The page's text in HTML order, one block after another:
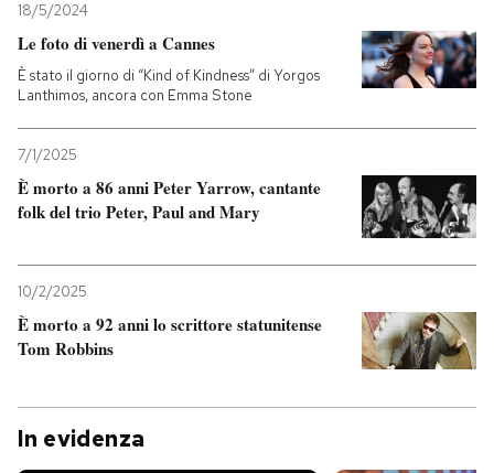
18/5/2024
Le foto di venerdì a Cannes
È stato il giorno di “Kind of Kindness” di Yorgos
Lanthimos, ancora con Emma Stone
7/1/2025
È morto a 86 anni Peter Yarrow, cantante
folk del trio Peter, Paul and Mary
10/2/2025
È morto a 92 anni lo scrittore statunitense
Tom Robbins
In evidenza